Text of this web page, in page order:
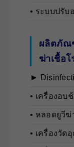
• ระบบปรับ
ผลิตภัณ
ฆ่าเชื้อโ
►
• เครื่องอบ
• หลอดยูวีฆ่
• เครื่องวัด